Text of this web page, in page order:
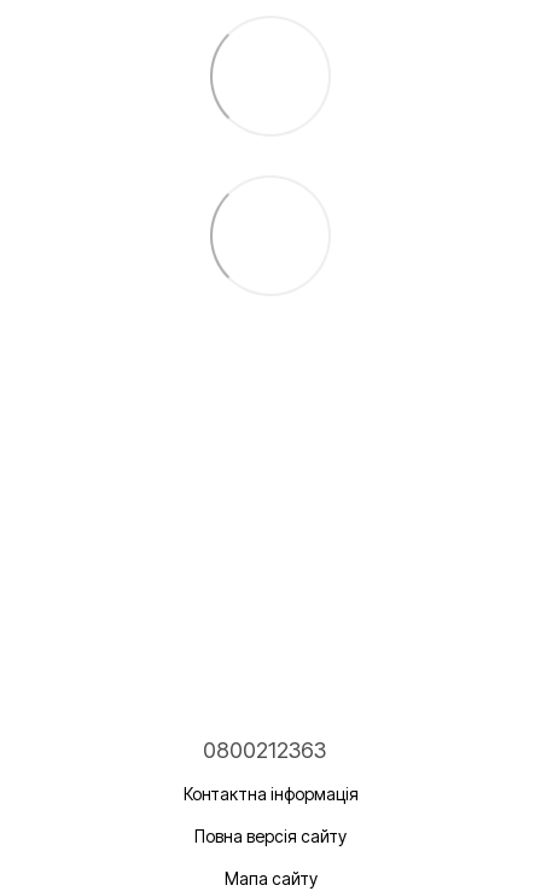
0800212363
Контактна інформація
Повна версія сайту
Мапа сайту